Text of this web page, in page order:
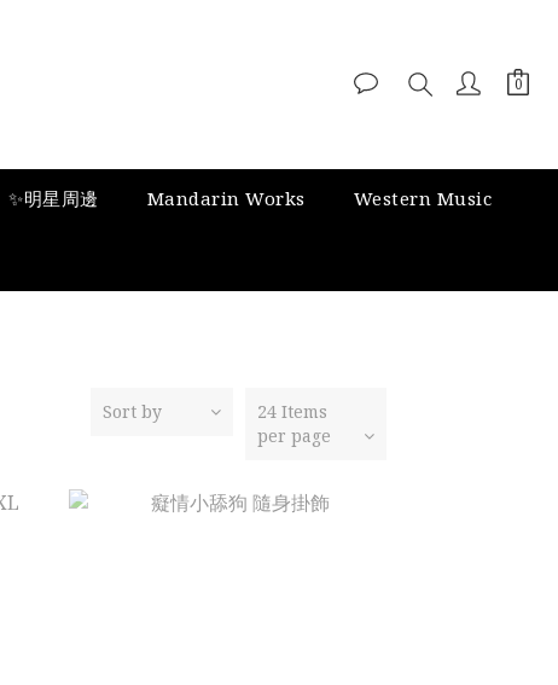
✨明星周邊 Mandarin Works Western Music
Sort by
24 Items
per page